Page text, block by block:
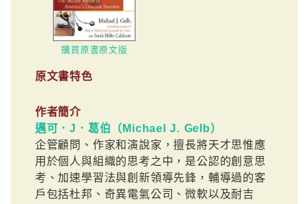
購買原書原文版
原文書特色
作者簡介
邁可．J．葛伯（Michael J. Gelb）
企管顧問、作家和演說家，擅長將天才思惟應
用於個人與組織的思考之中，是公認的創意思
考、加速學習法與創新領導先鋒，輔導過的客
戶包括杜邦、奇異電氣公司、微軟以及耐吉